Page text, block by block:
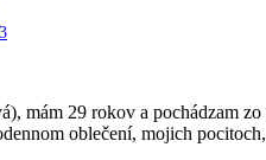
mám 29 rokov a pochádzam
oblečení, mojich